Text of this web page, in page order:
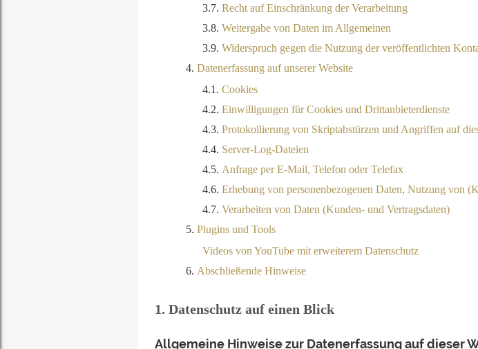
Recht auf Einschränkung der Verarbeitung
Weitergabe von Daten im Allgemeinen
Widerspruch gegen die Nutzung der veröffentlichten
Datenerfassung auf unserer Website
Cookies
Einwilligungen für Cookies und Drittanbieterdienste
Protokollierung von Skriptabstürzen und Angriffen auf
Server-Log-Dateien
Anfrage per E-Mail, Telefon oder Telefax
Erhebung von personenbezogenen Daten, Nutzung von
Verarbeiten von Daten (Kunden- und Vertragsdaten)
Plugins und Tools
Videos von YouTube mit erweiterem Datenschutz
Abschließende Hinweise
1. Datenschutz auf einen Blick
Allgemeine Hinweise zur Datenerfassung auf dieser